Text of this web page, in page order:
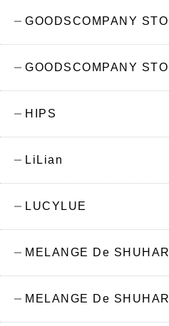
GOODSCOMPANY
GOODSCOMPANY
HIPS
LiLian
LUCYLUE
MELANGE De
MELANGE De